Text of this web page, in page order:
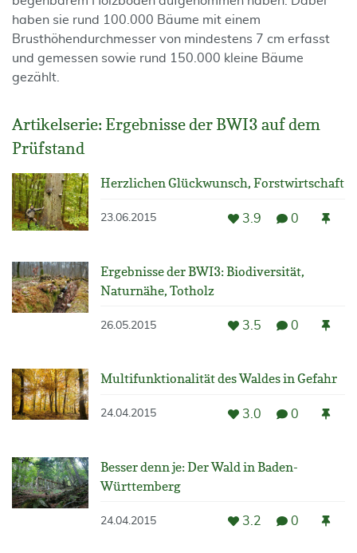
haben sie rund 100.000 Bäume mit einem
Brusthöhendurchmesser von mindestens 7 cm erfasst
und gemessen sowie rund 150.000 kleine Bäume
gezählt.
Artikelserie: Ergebnisse der BWI3 auf dem
Prüfstand
Herzlichen Glückwunsch, Forstwirtschaft
23.06.2015 3.9 0
Ergebnisse der BWI3: Biodiversität,
Naturnähe, Totholz
26.05.2015 3.5 0
Multifunktionalität des Waldes in Gefahr
24.04.2015 3.0 0
Besser denn je: Der Wald in Baden-
Württemberg
24.04.2015 3.2 0